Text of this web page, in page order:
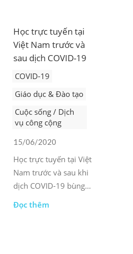
Học trực tuyến tại
Việt Nam trước và
sau dịch COVID-19
COVID-19
Giáo dục & Đào tạo
Cuộc sống / Dịch
vụ công cộng
15/06/2020
Học trực tuyến tại Việt
Nam trước và sau khi
dịch COVID-19 bùng
Đọc thêm